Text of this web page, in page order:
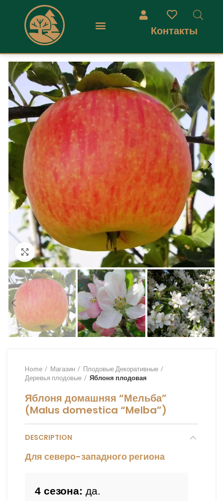
Контакты
Увеличить
Home Магазин
Плодовые Декоративные
Деревья плодовые
Яблоня плодовая
Яблоня домашняя “Мельба”
(Malus domestica “Melba”)
DESCRIPTION
Для северо-западного региона
4 сезона: да.